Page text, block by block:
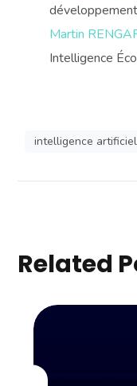
Martin
Intelligence
intelligence
Related